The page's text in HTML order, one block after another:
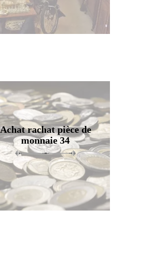
Achat rachat pièce de
monnaie 34